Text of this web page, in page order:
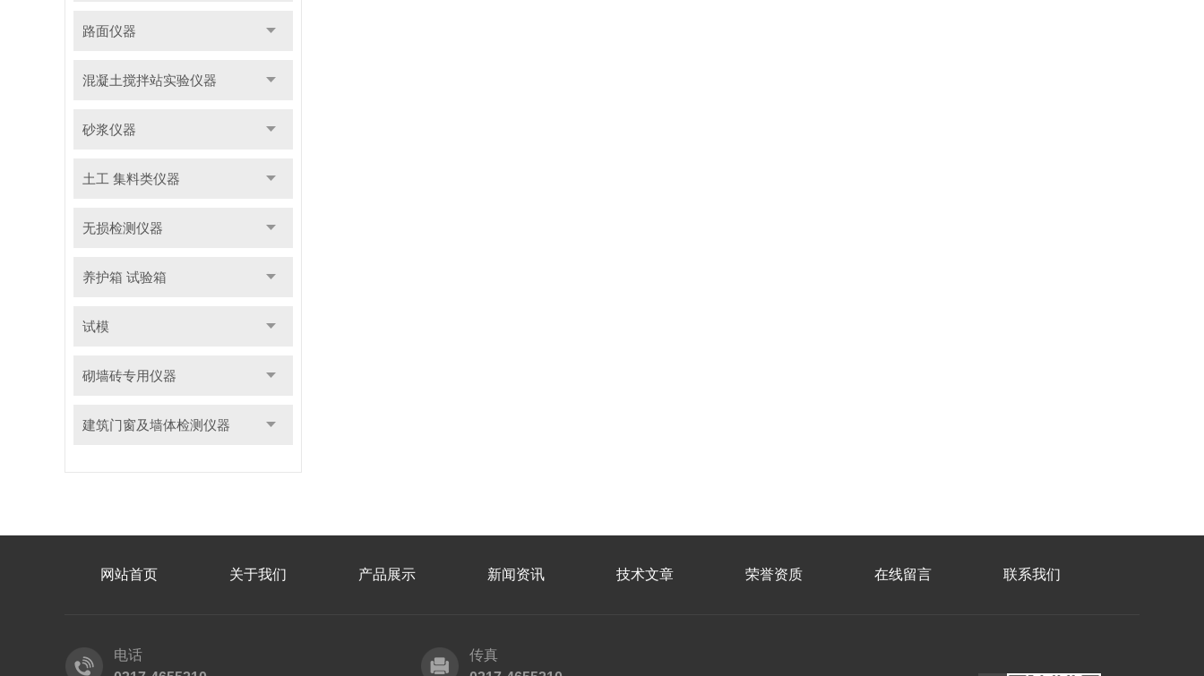
路面仪器
混凝土搅拌站实验仪器
砂浆仪器
土工 集料类仪器
无损检测仪器
养护箱 试验箱
试模
砌墙砖专用仪器
建筑门窗及墙体检测仪器
网站首页 关于我们 产品展示 新闻资讯 技术文章 荣誉资质 在线留言 联系我们
电话
传真